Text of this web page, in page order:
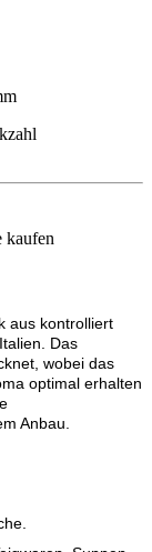
aus kontrolliert
Das
wobei das
optimal erhalten
Anbau.